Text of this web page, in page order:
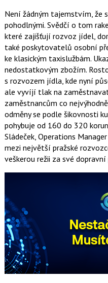
Není žádným tajemstvím, že
pohodlnými. Svědčí o tom
které zajišťují rozvoz jídel,
také poskytovatelů osobní
ke klasickým taxislužbám.
nedostatkovým zbožím.
s rozvozem jídla, kde nyní
ale vyvíjí tlak na
zaměstnancům co
odměny se podle šikovnosti
pohybuje od 160 do 320
Sládeček, Operations
mezi největší pražské
veškerou režii za své dopravní